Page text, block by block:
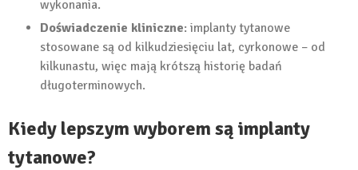
wykonania.
Doświadczenie kliniczne: implanty tytanowe
stosowane są od kilkudziesięciu lat, cyrkonowe – od
kilkunastu, więc mają krótszą historię badań
długoterminowych.
Kiedy lepszym wyborem są implanty
tytanowe?